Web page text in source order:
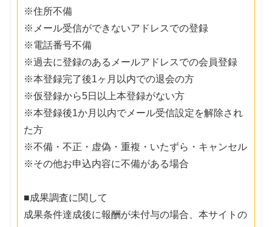
※住所不備
※メール受信ができないアドレスでの登録
※電話番号不備
※過去に登録のあるメールアドレスでの会員登録
※本登録完了後1ヶ月以内での退会の方
※仮登録から5日以上本登録がない方
※本登録後1か月以内でメール受信設定を解除され
た方
※不備・不正・虚偽・重複・いたずら・キャンセル
※その他お申込内容に不備がある場合
■成果調査に関して
成果条件達成後に報酬が未付与の場合、本サイトの